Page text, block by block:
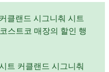
클랜드 시그니춰 시트
스트코 매장의 할인 행
트 커클랜드 시그니춰